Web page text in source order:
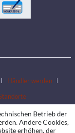
Händler werden
Betrieb der
Andere Cookies,
erhöhen, der